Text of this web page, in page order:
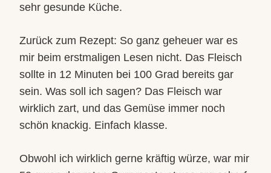
sehr gesunde Küche.
Zurück zum Rezept: So ganz geheuer war es
mir beim erstmaligen Lesen nicht. Das Fleisch
sollte in 12 Minuten bei 100 Grad bereits gar
sein. Was soll ich sagen? Das Fleisch war
wirklich zart, und das Gemüse immer noch
schön knackig. Einfach klasse.
Obwohl ich wirklich gerne kräftig würze, war mir